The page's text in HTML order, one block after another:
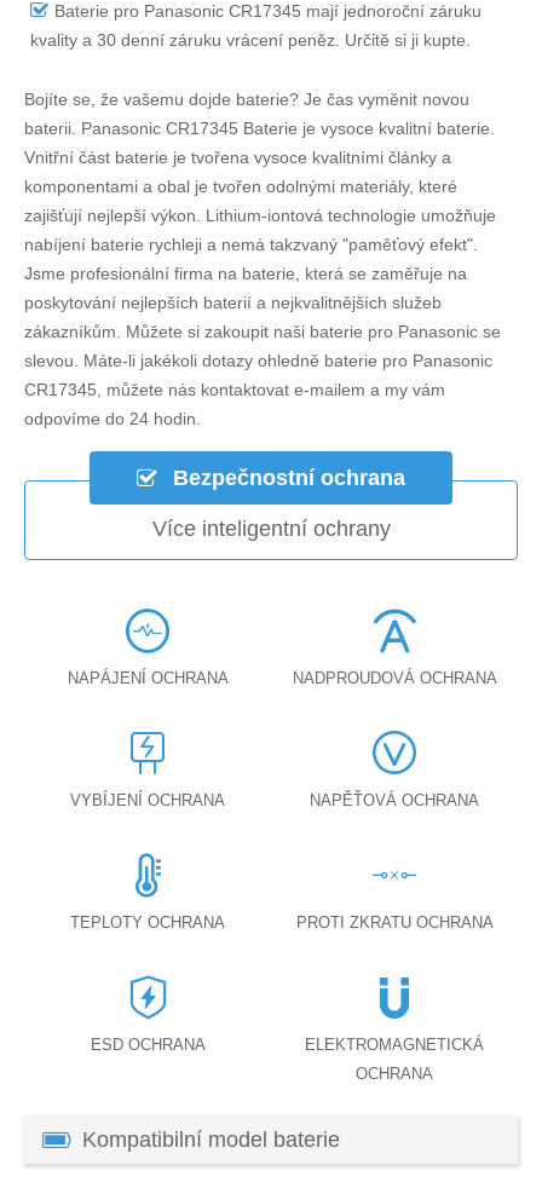
Baterie pro Panasonic CR17345 mají jednoroční záruku
kvality a 30 denní záruku vrácení peněz. Určitě si ji kupte.
Bojíte se, že vašemu dojde baterie? Je čas vyměnit novou
baterii. Panasonic CR17345 Baterie je vysoce kvalitní baterie.
Vnitřní část baterie je tvořena vysoce kvalitními články a
komponentami a obal je tvořen odolnými materiály, které
zajišťují nejlepší výkon. Lithium-iontová technologie umožňuje
nabíjení baterie rychleji a nemá takzvaný "paměťový efekt".
Jsme profesionální firma na baterie, která se zaměřuje na
poskytování nejlepších baterií a nejkvalitnějších služeb
zákazníkům. Můžete si zakoupit naši baterie pro Panasonic se
slevou. Máte-li jakékoli dotazy ohledně baterie pro Panasonic
CR17345, můžete nás kontaktovat e-mailem a my vám
odpovíme do 24 hodin.
Bezpečnostní ochrana
Více inteligentní ochrany
NAPÁJENÍ OCHRANA NADPROUDOVÁ OCHRANA
VYBÍJENÍ OCHRANA NAPĚŤOVÁ OCHRANA
TEPLOTY OCHRANA PROTI ZKRATU OCHRANA
ESD OCHRANA
ELEKTROMAGNETICKÁ
OCHRANA
Kompatibilní model baterie